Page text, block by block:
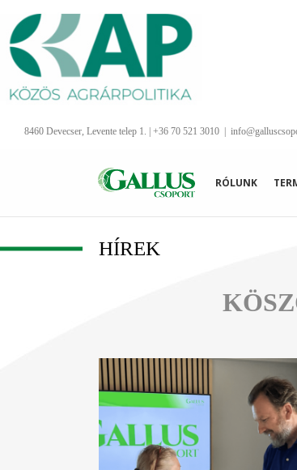
Kihagyás
8460 Devecser, Levente telep 1. | +36 70 521 3010
RÓLUNK
HÍREK